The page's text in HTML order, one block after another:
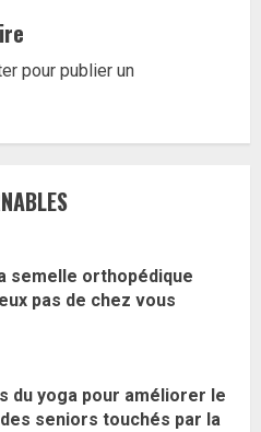
pour publier un
semelle orthopédique
pas de chez vous
du yoga pour améliorer le
seniors touchés par la